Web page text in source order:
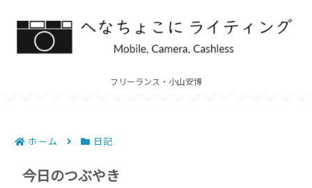
フリーランス・小山安博
ホーム 日記
今日のつぶやき